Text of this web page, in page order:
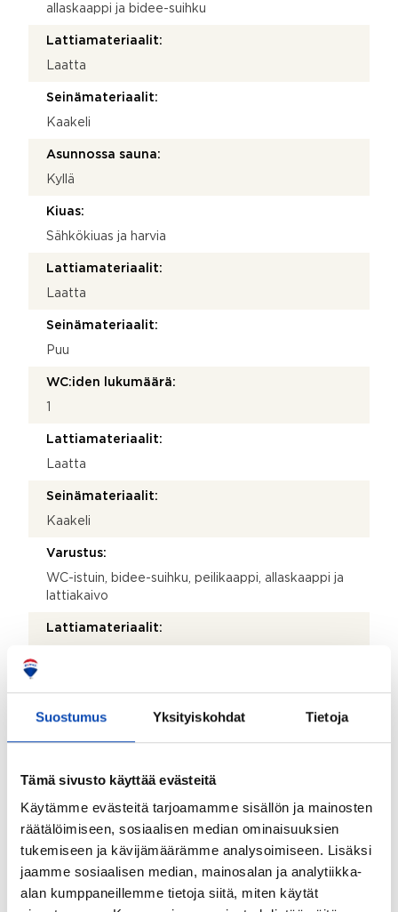
Suostumus Yksityiskohdat Tietoja
Tämä sivusto käyttää evästeitä
Käytämme evästeitä tarjoamamme sisällön ja mainosten
räätälöimiseen, sosiaalisen median ominaisuuksien
tukemiseen ja kävijämäärämme analysoimiseen. Lisäksi
jaamme sosiaalisen median, mainosalan ja analytiikka-
alan kumppaneillemme tietoja siitä, miten käytät
allaskaappi ja bidee-suihku
Lattiamateriaalit:
Laatta
Seinämateriaalit:
Kaakeli
Asunnossa sauna:
Kyllä
Kiuas:
Sähkökiuas ja harvia
Lattiamateriaalit:
Laatta
Seinämateriaalit:
Puu
WC:iden lukumäärä:
Lattiamateriaalit:
Laatta
Seinämateriaalit:
Kaakeli
Varustus:
WC-istuin, bidee-suihku, peilikaappi, allaskaappi ja
lattiakaivo
Lattiamateriaalit:
Varustus:
silityspöytä/taso, pöytätaso ja lattialämmitys
Seinämateriaalit:
Maali